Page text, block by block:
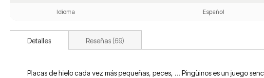
Idioma Español
Detalles
Placas de hielo cada vez más pequeñas, peces, ... Pingüinos es un juego
Reseñas 69